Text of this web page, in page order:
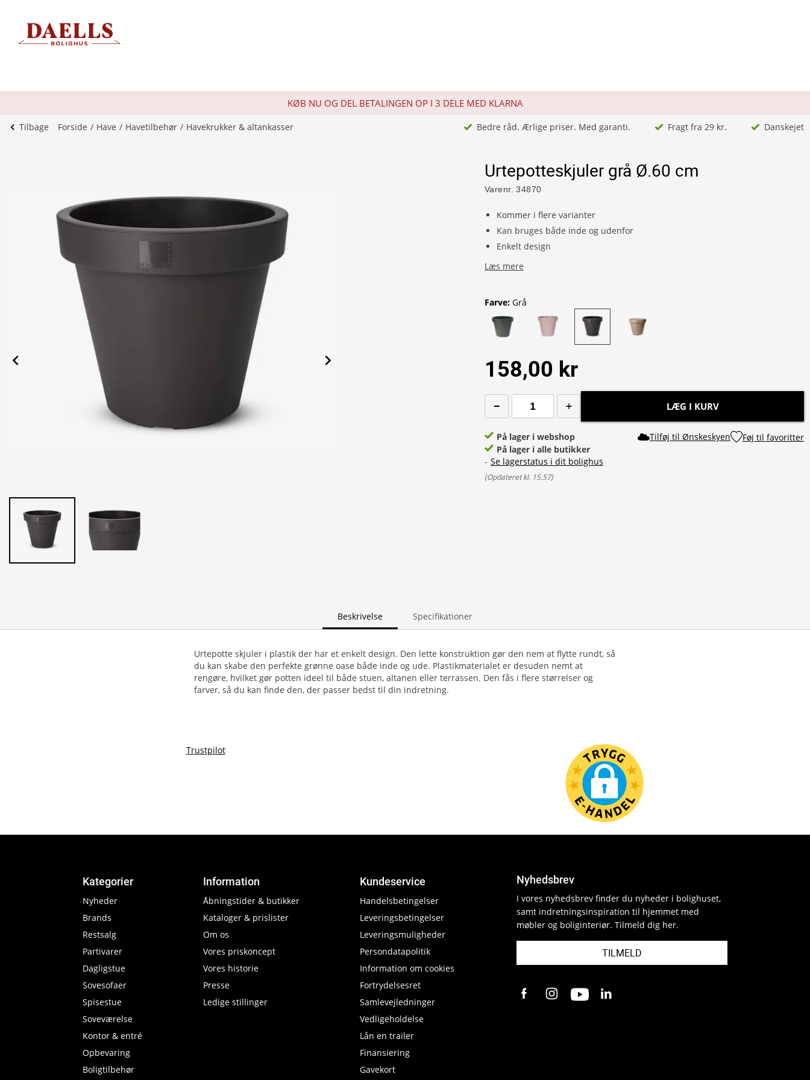
KØB NU OG DEL BETALINGEN OP I 3 DELE MED KLARNA
Tilbage Forside Have Havetilbehør Havekrukker & altankasser Bedre råd. Ærlige priser. Med garanti. Fragt fra 29 kr. Danskejet
Urtepotteskjuler grå Ø.60 cm
Varenr. 34870
Kommer i flere varianter
Kan bruges både inde og udenfor
Enkelt design
Læs mere
Farve: Grå
158,00 kr
LÆG I KURV
På lager i webshop
På lager i alle butikker
- Se lagerstatus i dit bolighus
(Opdateret kl. 15.57)
Tilføj til Ønskeskyen Føj til favoritter
Beskrivelse Specifikationer
Urtepotte skjuler i plastik der har et enkelt design. Den lette konstruktion gør den nem at flytte rundt, så
du kan skabe den perfekte grønne oase både inde og ude. Plastikmaterialet er desuden nemt at
rengøre, hvilket gør potten ideel til både stuen, altanen eller terrassen. Den fås i flere størrelser og
Trustpilot
Kategorier
Nyheder
Brands
Restsalg
Partivarer
Dagligstue
Sovesofaer
Spisestue
Soveværelse
Kontor & entré
Opbevaring
Boligtilbehør
Information
Åbningstider & butikker
Kataloger & prislister
Om os
Vores priskoncept
Vores historie
Presse
Ledige stillinger
Kundeservice
Handelsbetingelser
Leveringsbetingelser
Leveringsmuligheder
Persondatapolitik
Information om cookies
Fortrydelsesret
Samlevejledninger
Vedligeholdelse
Lån en trailer
Finansiering
Gavekort
Nyhedsbrev
I vores nyhedsbrev finder du nyheder i bolighuset,
samt indretningsinspiration til hjemmet med
møbler og boliginteriør. Tilmeld dig her.
TILMELD